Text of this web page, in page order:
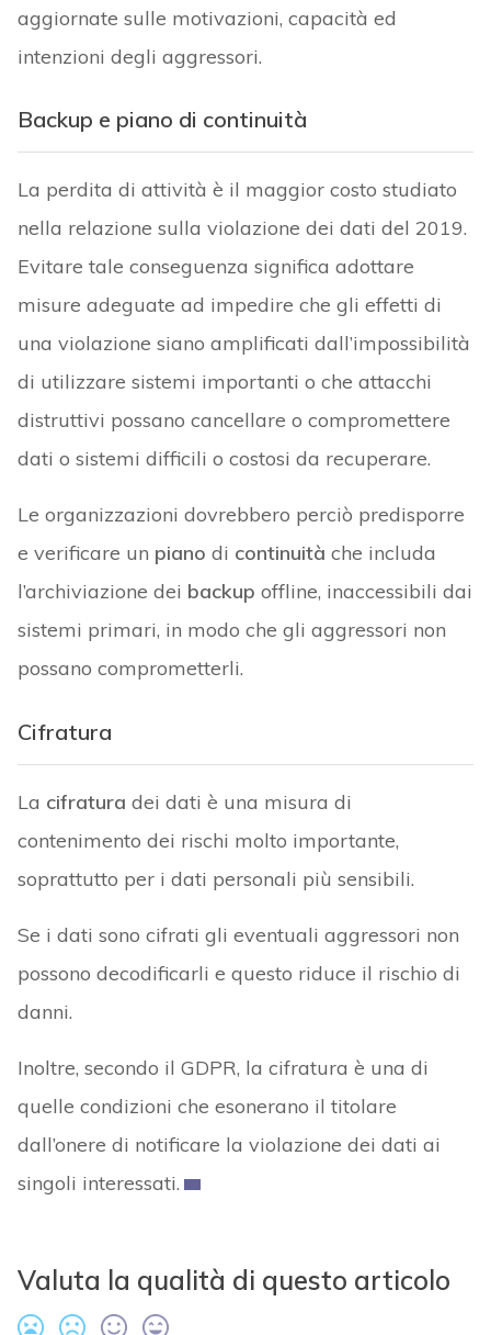
aggiornate sulle motivazioni, capacità ed
intenzioni degli aggressori.
Backup e piano di continuità
La perdita di attività è il maggior costo studiato
nella relazione sulla violazione dei dati del 2019.
Evitare tale conseguenza significa adottare
misure adeguate ad impedire che gli effetti di
una violazione siano amplificati dall’impossibilità
di utilizzare sistemi importanti o che attacchi
distruttivi possano cancellare o compromettere
dati o sistemi difficili o costosi da recuperare.
Le organizzazioni dovrebbero perciò predisporre
e verificare un piano di continuità che includa
l’archiviazione dei backup offline, inaccessibili dai
sistemi primari, in modo che gli aggressori non
possano comprometterli.
Cifratura
La cifratura dei dati è una misura di
contenimento dei rischi molto importante,
soprattutto per i dati personali più sensibili.
Se i dati sono cifrati gli eventuali aggressori non
possono decodificarli e questo riduce il rischio di
danni.
Inoltre, secondo il GDPR, la cifratura è una di
quelle condizioni che esonerano il titolare
dall’onere di notificare la violazione dei dati ai
singoli interessati.
Valuta la qualità di questo articolo